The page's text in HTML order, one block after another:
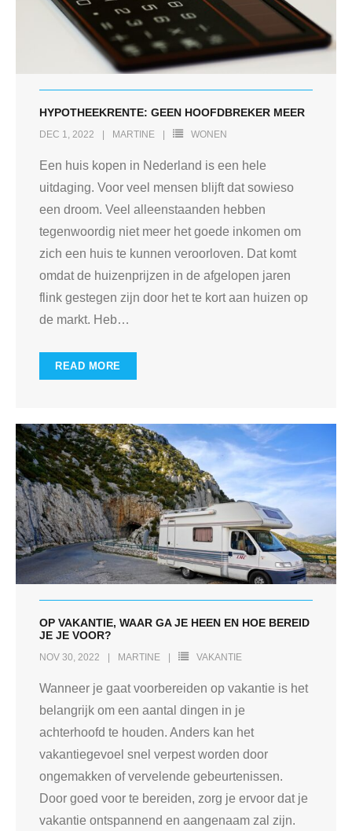
HYPOTHEEKRENTE: GEEN HOOFDBREKER MEER
DEC 1, 2022 MARTINE WONEN
Een huis kopen in Nederland is een hele
uitdaging. Voor veel mensen blijft dat sowieso
een droom. Veel alleenstaanden hebben
tegenwoordig niet meer het goede inkomen om
zich een huis te kunnen veroorloven. Dat komt
omdat de huizenprijzen in de afgelopen jaren
flink gestegen zijn door het te kort aan huizen op
de markt. Heb…
READ MORE
OP VAKANTIE, WAAR GA JE HEEN EN HOE BEREID
JE JE VOOR?
NOV 30, 2022 MARTINE VAKANTIE
Wanneer je gaat voorbereiden op vakantie is het
belangrijk om een aantal dingen in je
achterhoofd te houden. Anders kan het
vakantiegevoel snel verpest worden door
ongemakken of vervelende gebeurtenissen.
Door goed voor te bereiden, zorg je ervoor dat je
vakantie ontspannend en aangenaam zal zijn.